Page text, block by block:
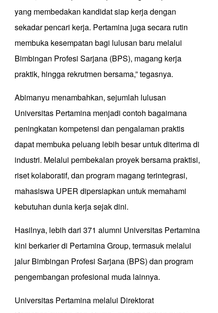
yang membedakan kandidat siap kerja dengan
sekadar pencari kerja. Pertamina juga secara rutin
membuka kesempatan bagi lulusan baru melalui
Bimbingan Profesi Sarjana (BPS), magang kerja
praktik, hingga rekrutmen bersama,” tegasnya.
Abimanyu menambahkan, sejumlah lulusan
Universitas Pertamina menjadi contoh bagaimana
peningkatan kompetensi dan pengalaman praktis
dapat membuka peluang lebih besar untuk diterima di
industri. Melalui pembekalan proyek bersama praktisi,
riset kolaboratif, dan program magang terintegrasi,
mahasiswa UPER dipersiapkan untuk memahami
kebutuhan dunia kerja sejak dini.
Hasilnya, lebih dari 371 alumni Universitas Pertamina
kini berkarier di Pertamina Group, termasuk melalui
jalur Bimbingan Profesi Sarjana (BPS) dan program
pengembangan profesional muda lainnya.
Universitas Pertamina melalui Direktorat